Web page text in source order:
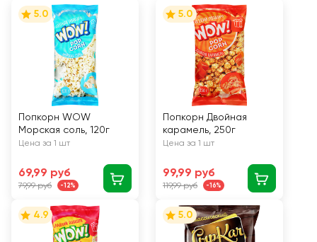
5.0
Попкорн WOW
Морская соль, 120г
Цена за 1 шт
69,99 руб
79,99 руб -12%
5.0
Попкорн Двойная
карамель, 250г
Цена за 1 шт
99,99 руб
119,99 руб -16%
4.9 5.0